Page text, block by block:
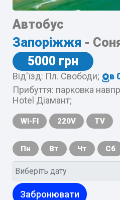
Автобус
Запоріжжя -
5000 грн
Від'їзд: Пл. Свободи;
в
Прибуття: парковка
Hotel Діамант;
WI-FI 220V TV
Пн Вт Чт Сб
Забронювати